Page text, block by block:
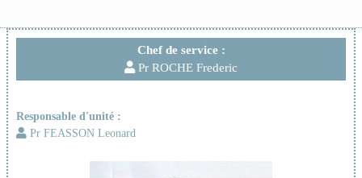
Chef de service :
Pr ROCHE Frederic
Responsable d'unité :
Pr FEASSON Leonard